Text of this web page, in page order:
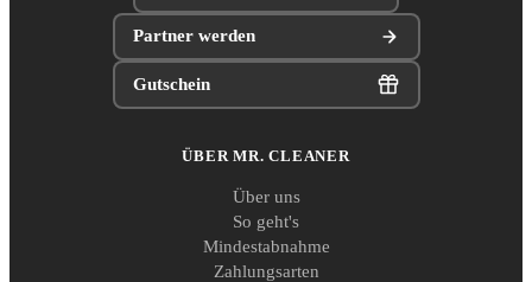
Partner werden
Gutschein
ÜBER MR. CLEANER
Über uns
So geht's
Mindestabnahme
Zahlungsarten